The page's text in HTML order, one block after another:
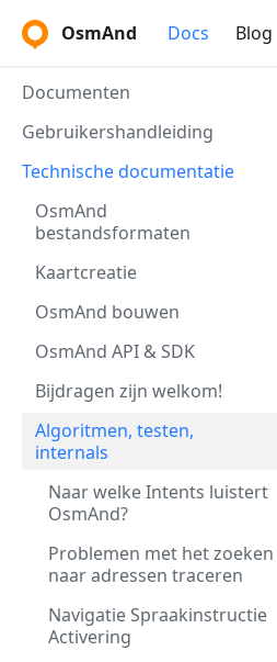
OsmAnd Docs Blog
Documenten
Gebruikershandleiding
Technische documentatie
OsmAnd
bestandsformaten
Kaartcreatie
OsmAnd bouwen
OsmAnd API & SDK
Bijdragen zijn welkom!
Algoritmen, testen,
internals
Naar welke Intents luistert
OsmAnd?
Problemen met het zoeken
naar adressen traceren
Navigatie Spraakinstructie
Activering